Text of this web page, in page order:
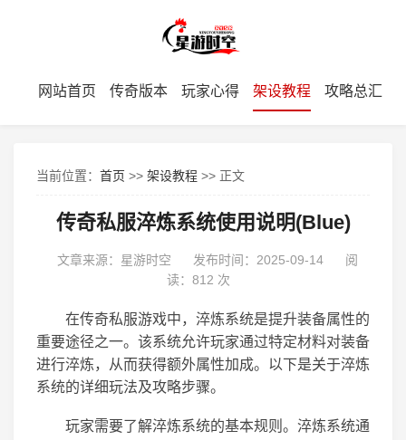
网站首页 传奇版本 玩家心得 架设教程 攻略总汇
当前位置： 首页 >> 架设教程 >> 正文
传奇私服淬炼系统使用说明(Blue)
文章来源：星游时空 发布时间：2025-09-14
阅
读： 812 次
在传奇私服游戏中，淬炼系统是提升装备属性的
重要途径之一。该系统允许玩家通过特定材料对装备
进行淬炼，从而获得额外属性加成。以下是关于淬炼
系统的详细玩法及攻略步骤。
玩家需要了解淬炼系统的基本规则。淬炼系统通